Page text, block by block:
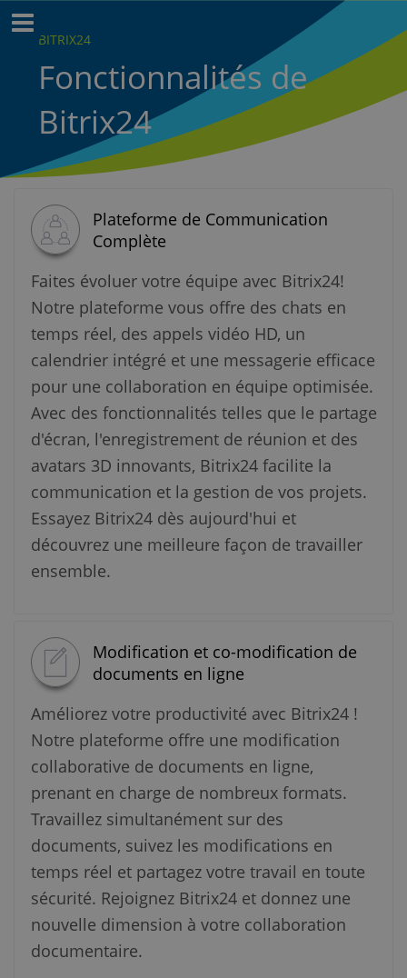
BITRIX24
Fonctionnalités de
Bitrix24
Plateforme de Communication
Complète
Faites évoluer votre équipe avec Bitrix24!
Notre plateforme vous offre des chats en
temps réel, des appels vidéo HD, un
calendrier intégré et une messagerie efficace
pour une collaboration en équipe optimisée.
Avec des fonctionnalités telles que le partage
d'écran, l'enregistrement de réunion et des
avatars 3D innovants, Bitrix24 facilite la
communication et la gestion de vos projets.
Essayez Bitrix24 dès aujourd'hui et
découvrez une meilleure façon de travailler
ensemble.
Modification et co-modification de
documents en ligne
Améliorez votre productivité avec Bitrix24 !
Notre plateforme offre une modification
collaborative de documents en ligne,
prenant en charge de nombreux formats.
Travaillez simultanément sur des
documents, suivez les modifications en
temps réel et partagez votre travail en toute
sécurité. Rejoignez Bitrix24 et donnez une
nouvelle dimension à votre collaboration
documentaire.